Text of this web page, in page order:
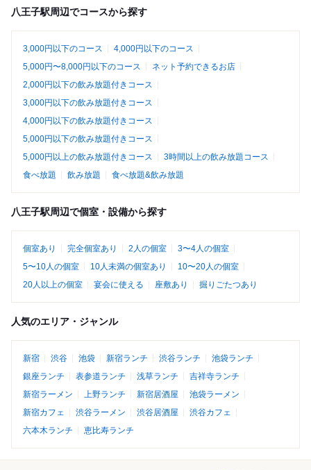
八王子駅周辺でコースから探す
3,000円以下のコース
4,000円以下のコース
5,000円〜8,000円以下のコース
ネット予約できるお店
2,000円以下の飲み放題付きコース
3,000円以下の飲み放題付きコース
4,000円以下の飲み放題付きコース
5,000円以下の飲み放題付きコース
5,000円以上の飲み放題付きコース
3時間以上の飲み放題コース
食べ放題
飲み放題 食べ放題&飲み放題
八王子駅周辺で個室・設備から探す
個室あり 完全個室あり 2人の個室
3〜4人の個室
5〜10人の個室
10人未満の個室あり
10〜20人の個室
20人以上の個室
宴会に使える 座敷あり 掘りごたつあり
人気のエリア・ジャンル
新宿 渋谷 池袋 新宿ランチ 渋谷ランチ
池袋ランチ
銀座ランチ
表参道ランチ 浅草ランチ
吉祥寺ランチ
新宿ラーメン
上野ランチ 新宿居酒屋
池袋ラーメン
新宿カフェ
渋谷ラーメン 渋谷居酒屋
渋谷カフェ
六本木ランチ
恵比寿ランチ